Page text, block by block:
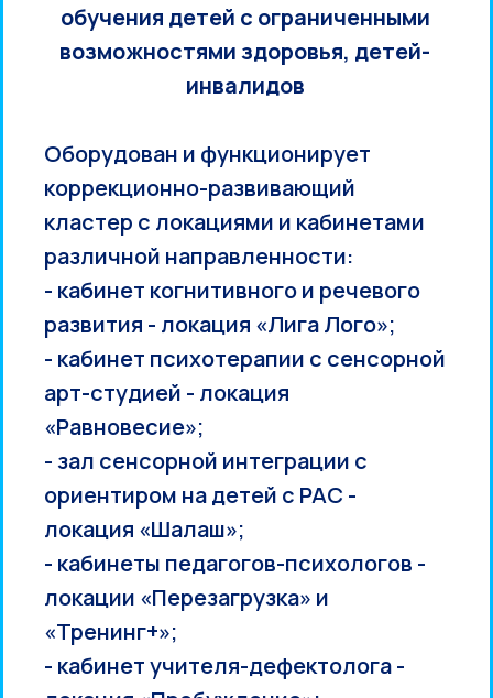
обучения детей с ограниченными
возможностями здоровья, детей-
инвалидов
Оборудован и функционирует
коррекционно-развивающий
кластер с локациями и кабинетами
различной направленности:
- кабинет когнитивного и речевого
развития - локация «Лига Лого»;
- кабинет психотерапии с сенсорной
арт-студией - локация
«Равновесие»;
- зал сенсорной интеграции с
ориентиром на детей с РАС -
локация «Шалаш»;
- кабинеты педагогов-психологов -
локации «Перезагрузка» и
«Тренинг+»;
- кабинет учителя-дефектолога -